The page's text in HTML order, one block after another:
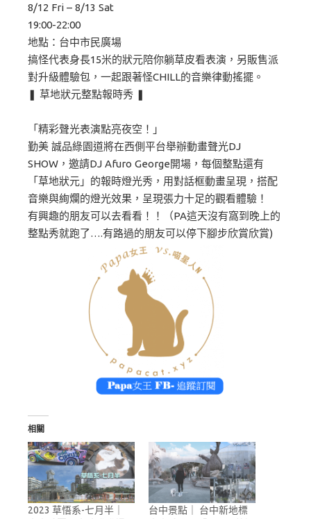
8/12 Fri – 8/13 Sat
19:00-22:00
地點：台中市民廣場
搞怪代表身長15米的狀元陪你躺草皮看表演，另販售派
對升級體驗包，一起跟著怪CHILL的音樂律動搖擺。
❚ 草地狀元整點報時秀 ❚ ​
「精彩聲光表演點亮夜空！」​
勤美 誠品綠園道將在西側平台舉辦動畫聲光DJ
SHOW，邀請DJ Afuro George開場，每個整點還有
「草地狀元」的報時燈光秀，用對話框動畫呈現，搭配
音樂與絢爛的燈光效果，呈現張力十足的觀看體驗！​
有興趣的朋友可以去看看！！（PA這天沒有窩到晚上的
整點秀就跑了….有路過的朋友可以停下腳步欣賞欣賞)
相關
2023 草悟系-七月半｜
台中景點｜ 台中新地標